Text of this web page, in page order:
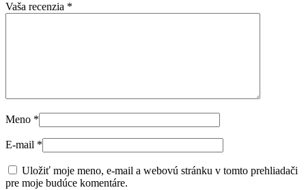
Vaša recenzia *
Meno *
E-mail *
Uložiť moje meno, e-mail a webovú stránku v tomto prehliadači
pre moje budúce komentáre.